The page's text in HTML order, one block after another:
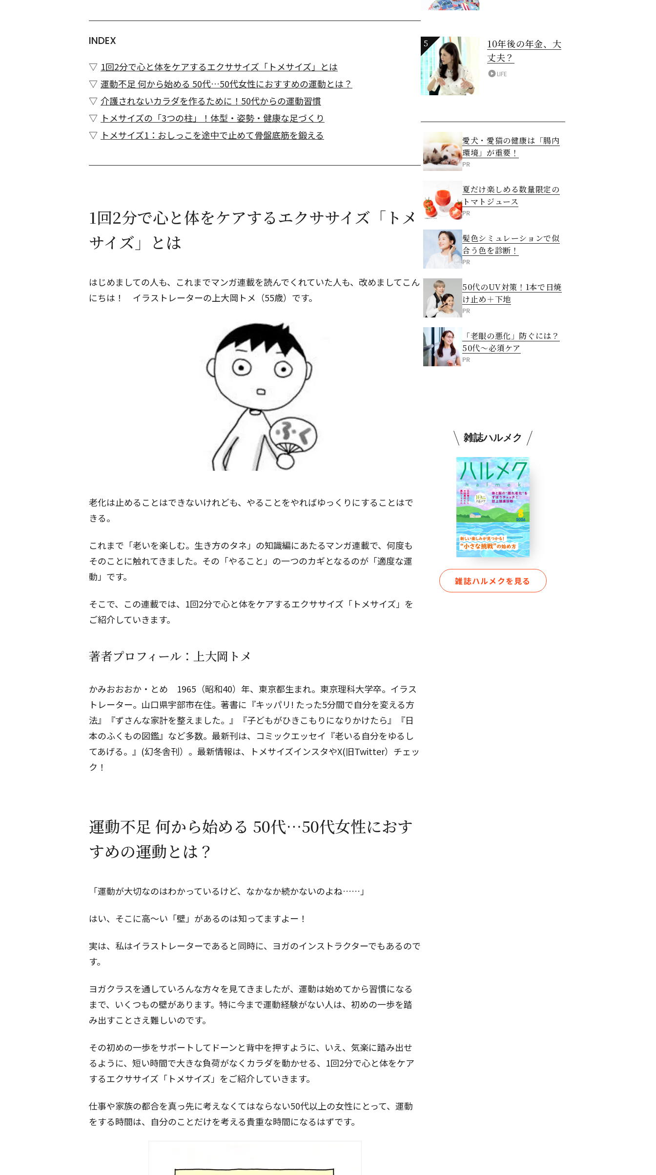
INDEX
1回2分で心と体をケアするエクササイズ「トメサイズ」とは
運動不足 何から始める 50代…50代女性におすすめの運動とは？
介護されないカラダを作るために！50代からの運動習慣
トメサイズの「3つの柱」！体型・姿勢・健康な足づくり
トメサイズ1：おしっこを途中で止めて骨盤底筋を鍛える
1回2分で心と体をケアするエクササイズ「トメ
サイズ」とは
はじめましての人も、これまでマンガ連載を読んでくれていた人も、改めましてこん
にちは！ イラストレーターの上大岡トメ（55歳）です。
老化は止めることはできないけれども、やることをやればゆっくりにすることはで
きる。
これまで「老いを楽しむ。生き方のタネ 」の知識編にあたるマンガ連載で、何度も
そのことに触れてきました。その「やること」の一つのカギとなるのが「適度な運
動」です。
そこで、この連載では、1回2分で心と体をケアするエクササイズ「トメサイズ」を
ご紹介していきます。
著者プロフィール：上大岡トメ
かみおおおか・とめ 1965（昭和40）年、東京都生まれ。東京理科大学卒。イラス
トレーター。山口県宇部市在住。著書に『キッパリ! たった5分間で自分を変える方
法』『ずさんな家計を整えました。』『子どもがひきこもりになりかけたら』『日
本のふくもの図鑑』など多数。最新刊は、コミックエッセイ『老いる自分をゆるし
てあげる。』(幻冬舎刊）。最新情報は、
トメサイズインスタやX(旧Twitter）チェッ
ク！
運動不足 何から始める 50代…50代女性におす
すめの運動とは？
「運動が大切なのはわかっているけど、なかなか続かないのよね……」
はい、そこに高～い「壁」があるのは知ってますよー！
実は、私はイラストレーターであると同時に、ヨガのインストラクターでもあるので
す。
ヨガクラスを通していろんな方々を見てきましたが、運動は始めてから習慣になる
まで、いくつもの壁があります。特に今まで運動経験がない人は、初めの一歩を踏
み出すことさえ難しいのです。
その初めの一歩をサポートしてドーンと背中を押すように、いえ、気楽に踏み出せ
るように、短い時間で大きな負荷がなくカラダを動かせる、1回2分で心と体をケア
するエクササイズ「トメサイズ」をご紹介していきます。
仕事や家族の都合を真っ先に考えなくてはならない50代以上の女性にとって、運動
をする時間は、自分のことだけを考える貴重な時間になるはずです。
5
10年後の年金、大
丈夫？
LIFE
愛犬・愛猫の健康は「腸内
環境」が重要！
PR
夏だけ楽しめる数量限定の
トマトジュース
PR
髪色シミュレーションで似
合う色を診断！
PR
50代のUV対策！1本で日焼
け止め＋下地
PR
「老眼の悪化」防ぐには？
50代～必須ケア
PR
雑誌ハルメク
雑誌ハルメクを見る
閉じる